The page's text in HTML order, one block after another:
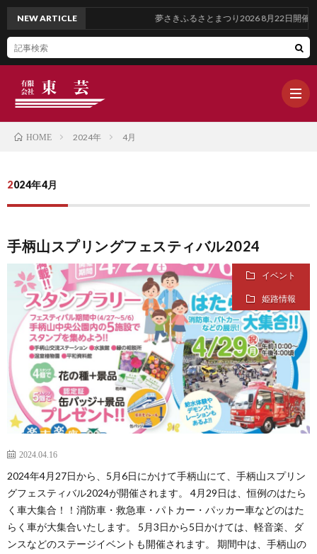
ー
ブ
NEW ARTICLE 夢さきふるさとまつり2026 8月22日開催
HOME 2024年 4月
2024年4月
手柄山スプリングフェスティバル2024
イベント
姫路情報
2024.04.16
2024年4月27日から、5月6日にかけて手柄山にて、手柄山スプリン
グフェスティバル2024が開催されます。 4月29日は、恒例のはたら
く車大集合！！消防車・救急車・パトカー・パッカー車などのはた
らく車が大集合いたします。 5月3日から5日かけては、軽音楽、ダ
ンスなどのステージイベントも開催されます。 期間中は、手柄山の